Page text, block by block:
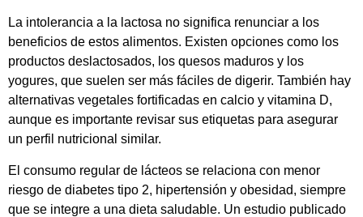
La intolerancia a la lactosa no significa renunciar a los
beneficios de estos alimentos. Existen opciones como los
productos deslactosados, los quesos maduros y los
yogures, que suelen ser más fáciles de digerir. También hay
alternativas vegetales fortificadas en calcio y vitamina D,
aunque es importante revisar sus etiquetas para asegurar
un perfil nutricional similar.
El consumo regular de lácteos se relaciona con menor
riesgo de diabetes tipo 2, hipertensión y obesidad, siempre
que se integre a una dieta saludable. Un estudio publicado